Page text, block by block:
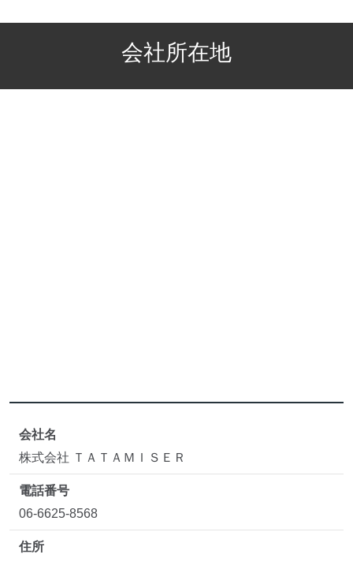
会社所在地
会社名
株式会社 ＴＡＴＡＭＩＳＥＲ
電話番号
06-6625-8568
住所